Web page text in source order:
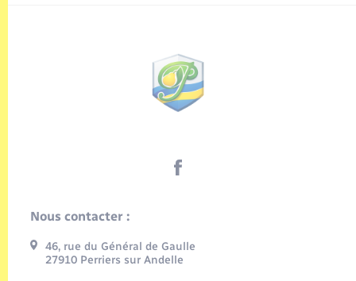
Nous contacter :
46, rue du Général de Gaulle
27910 Perriers sur Andelle